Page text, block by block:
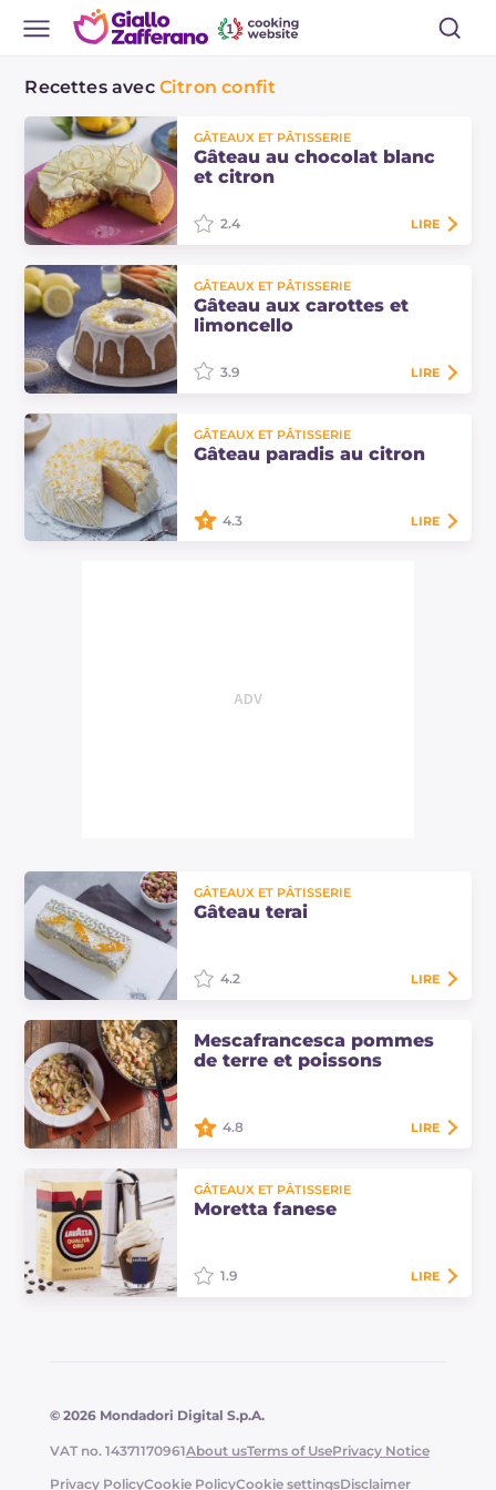
Recettes avec Citron confit
GÂTEAUX ET PÂTISSERIE
Gâteau au chocolat blanc
et citron
citron est un dessert vraiment
exquis et équilibré, grâce à la
douceur et au goût frais et acide du
2.4 LIRE
GÂTEAUX ET PÂTISSERIE
Gâteau aux carottes et
limoncello
limoncello est une réinterprétation
de la version classique. Décorez-le
3.9 LIRE
GÂTEAUX ET PÂTISSERIE
Gâteau paradis au citron
4.3 LIRE
GÂTEAUX ET PÂTISSERIE
Gâteau terai
Le gâteau terai est un dessert
moelleux, à base de noisettes et de
citron. Recouvert d'un délicieux
4.2 LIRE
Mescafrancesca pommes
de terre et poissons
terre et poissons est une variante de
mer des classiques pâtes et
pommes de terre napolitaines :
4.8 LIRE
GÂTEAUX ET PÂTISSERIE
Moretta fanese
1.9 LIRE
© 2026 Mondadori Digital S.p.A.
VAT no. 14371170961About usTerms of UsePrivacy Notice
Privacy PolicyCookie PolicyCookie settingsDisclaimer